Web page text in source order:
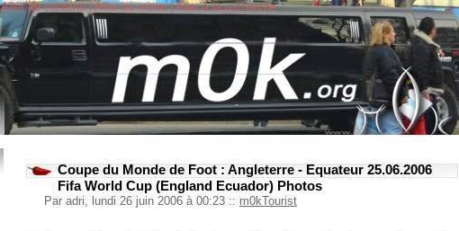
Aller au contenu|Aller au menu|Aller à la recherche
Coupe du Monde de Foot : Angleterre - Equateur 25.06.2006
Fifa World Cup (England Ecuador) Photos
Par adri, lundi 26 juin 2006 à 00:23 :: m0kTourist